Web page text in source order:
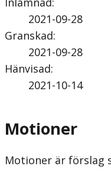
2021-09-28
Granskad:
2021-09-28
Hänvisad:
2021-10-14
Motioner
Motioner är förslag